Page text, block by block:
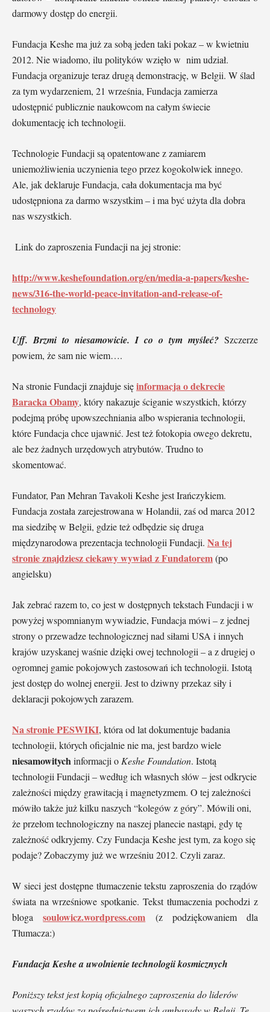
darmowy dostęp do energii.
Fundacja Keshe ma już za sobą jeden taki pokaz – w kwietniu
2012. Nie wiadomo, ilu polityków wzięło w nim udział.
Fundacja organizuje teraz drugą demonstrację, w Belgii. W ślad
za tym wydarzeniem, 21 września, Fundacja zamierza
udostępnić publicznie naukowcom na całym świecie
dokumentację ich technologii.
Technologie Fundacji są opatentowane z zamiarem
uniemożliwienia uczynienia tego przez kogokolwiek innego.
Ale, jak deklaruje Fundacja, cała dokumentacja ma być
udostępniona za darmo wszystkim – i ma być użyta dla dobra
nas wszystkich.
Link do zaproszenia Fundacji na jej stronie:
http://www.keshefoundation.org/en/media-a-papers/keshe-
news/316-the-world-peace-invitation-and-release-of-
technology
Uff. Brzmi to niesamowicie. I co o tym myśleć? Szczerze
powiem, że sam nie wiem….
Na stronie Fundacji znajduje sięinformacja o dekrecie
Baracka Obamy, który nakazuje ściganie wszystkich, którzy
podejmą próbę upowszechniania albo wspierania technologii,
które Fundacja chce ujawnić. Jest też fotokopia owego dekretu,
ale bez żadnych urzędowych atrybutów. Trudno to
skomentować.
Fundator, Pan Mehran Tavakoli Keshe jest Irańczykiem.
Fundacja została zarejestrowana w Holandii, zaś od marca 2012
ma siedzibę w Belgii, gdzie też odbędzie się druga
międzynarodowa prezentacja technologii Fundacji. Na tej
stronie znajdziesz ciekawy wywiad z Fundatorem(po
angielsku)
Jak zebrać razem to, co jest w dostępnych tekstach Fundacji i w
powyżej wspomnianym wywiadzie, Fundacja mówi – z jednej
strony o przewadze technologicznej nad siłami USA i innych
krajów uzyskanej waśnie dzięki owej technologii – a z drugiej o
ogromnej gamie pokojowych zastosowań ich technologii. Istotą
jest dostęp do wolnej energii. Jest to dziwny przekaz siły i
deklaracji pokojowych zarazem.
Na stronie PESWIKI, która od lat dokumentuje badania
technologii, których oficjalnie nie ma, jest bardzo wiele
niesamowitychinformacji o Keshe Foundation. Istotą
technologii Fundacji – według ich własnych słów – jest odkrycie
zależności między grawitacją i magnetyzmem. O tej zależności
mówiło także już kilku naszych “kolegów z góry”. Mówili oni,
że przełom technologiczny na naszej planecie nastąpi, gdy tę
zależność odkryjemy. Czy Fundacja Keshe jest tym, za kogo się
podaje? Zobaczymy już we wrześniu 2012. Czyli zaraz.
W sieci jest dostępne tłumaczenie tekstu zaproszenia do rządów
świata na wrześniowe spotkanie. Tekst tłumaczenia pochodzi z
blogasoulowicz.wordpress.com (z podziękowaniem dla
Tłumacza:)
Fundacja Keshe a uwolnienie technologii kosmicznych
Poniższy tekst jest kopią oficjalnego zaproszenia do liderów